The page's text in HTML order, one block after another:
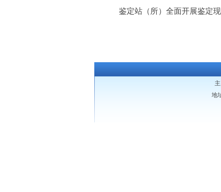
鉴定站（所）全面开展鉴定
地